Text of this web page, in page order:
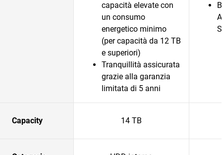
capacità elevate con
un consumo
energetico minimo
(per capacità da 12 TB
e superiori)
Tranquillità assicurata
grazie alla garanzia
limitata di 5 anni
Capacity 14 TB